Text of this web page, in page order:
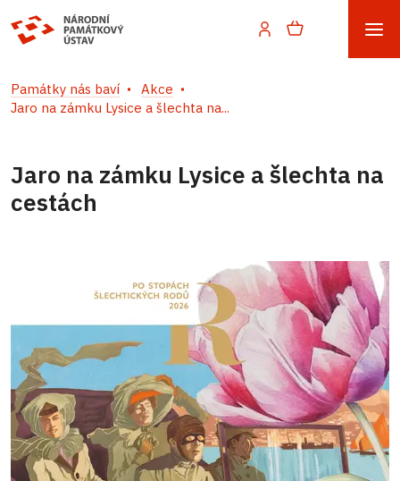
Památky nás baví
Akce
Jaro na zámku Lysice a šlechta na...
Jaro na zámku Lysice a šlechta na
cestách